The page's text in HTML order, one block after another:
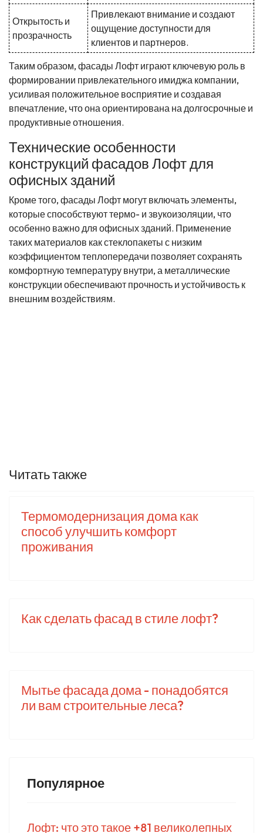
Открытость и
прозрачность
Привлекают внимание и создают
ощущение доступности для
клиентов и партнеров.
Таким образом, фасады Лофт играют ключевую роль в
формировании привлекательного имиджа компании,
усиливая положительное восприятие и создавая
впечатление, что она ориентирована на долгосрочные и
продуктивные отношения.
Технические особенности
конструкций фасадов Лофт для
офисных зданий
Кроме того, фасады Лофт могут включать элементы,
которые способствуют термо- и звукоизоляции, что
особенно важно для офисных зданий. Применение
таких материалов как стеклопакеты с низким
коэффициентом теплопередачи позволяет сохранять
комфортную температуру внутри, а металлические
конструкции обеспечивают прочность и устойчивость к
внешним воздействиям.
Читать также
Термомодернизация дома как
способ улучшить комфорт
проживания
Как сделать фасад в стиле лофт?
Мытье фасада дома - понадобятся
ли вам строительные леса?
Популярное
Лофт: что это такое +81 великолепных